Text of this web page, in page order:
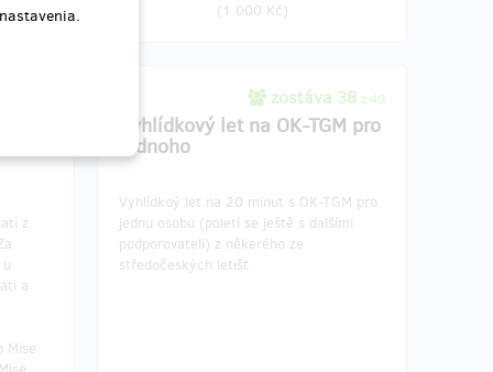
(1 000 Kč)
z
a
Mise
zostáva 38 z 40
Vyhlídkový let na OK-TGM pro
jednoho
Vyhlídkoý let na 20 minut s OK-TGM pro
jednu osobu (poletí se ještě s dalšími
podporovateli) z někerého ze
středočeských letišť.